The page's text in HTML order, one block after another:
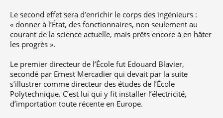
Mastère Spécialisé
Le second effet sera d’enrichir le corps des ingénieurs :
« donner à l’État, des fonctionnaires, non seulement au
courant de la science actuelle, mais prêts encore à en hâter
les progrès ».
Le premier directeur de l’École fut Edouard Blavier,
secondé par Ernest Mercadier qui devait par la suite
s’illustrer comme directeur des études de l’École
Polytechnique. C’est lui qui y fit installer l’électricité,
d’importation toute récente en Europe.